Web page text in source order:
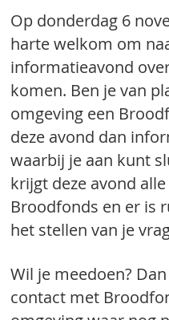
Op donderdag 6
harte welkom om
informatieavond
komen. Ben je van
omgeving een
deze avond dan
waarbij je aan kunt
krijgt deze avond
Broodfonds en er is
het stellen van je
Wil je meedoen?
contact met